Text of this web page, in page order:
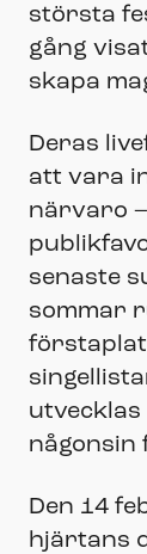
största
gång
skapa
Deras
att vara
närvaro
senaste
sommar
någonsin
Den 14
hjärtans